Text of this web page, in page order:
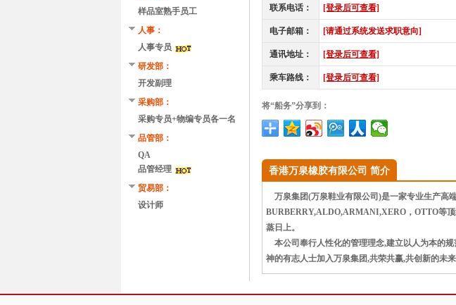
联系电话： [登录后可查看]
电子邮箱： [请通过系统发送求职意向]
通讯地址： [登录后可查看]
乘车路线： [登录后可查看]
将“船务”分享到：
香港万泉橡胶有限公司 简介
万泉集团(万泉鞋业有限公司)是一家专业生产高
BURBERRY,ALDO,ARMANI,XERO，OTTO等顶
蒸日上。
本公司奉行人性化的管理理念,建立以人为本的
神的有志人士加入万泉集团,共荣共赢,共创新的未
样品室熟手员工
人事：
人事专员
研发部：
开发副理
采购部：
采购专员+物编专员各一名
品管部：
QA
品管经理
贸易部：
设计师